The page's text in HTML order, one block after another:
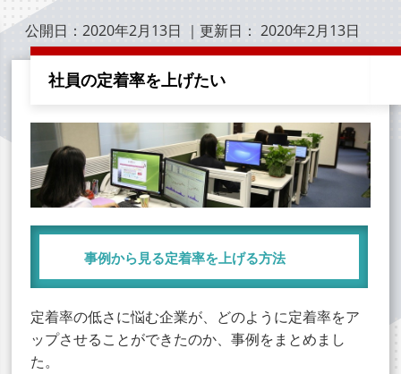
公開日：2020年2月13日 ｜更新日：2020年2月13日
社員の定着率を上げたい
事例から見る定着率を上げる方法
定着率の低さに悩む企業が、どのように定着率をア
ップさせることができたのか、事例をまとめまし
た。